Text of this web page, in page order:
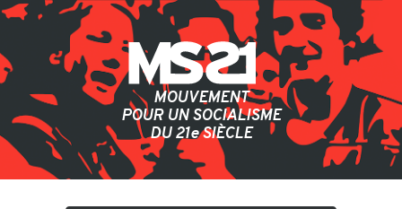
MOUVEMENT
POUR UN SOCIALISME
DU 21eSIÈCLE